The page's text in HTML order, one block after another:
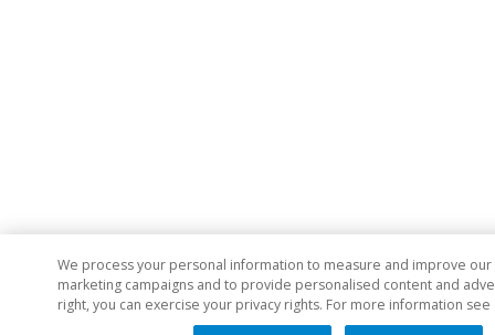
We process your personal information to measure and improve
marketing campaigns and to provide personalised content and
right, you can exercise your privacy rights. For more information